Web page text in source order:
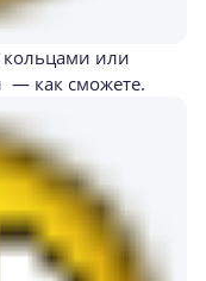
или
— как сможете.